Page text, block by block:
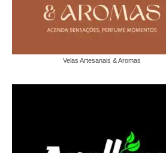
Velas Artesanais & Aromas